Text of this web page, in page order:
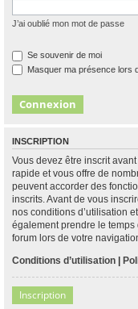
J’ai oublié mon mot de passe
Se souvenir de moi
Masquer ma présence lors
INSCRIPTION
Vous devez être inscrit
rapide et vous offre de
peuvent accorder des
inscrits. Avant de vous
nos conditions d’utilisation
également prendre le
forum lors de votre
Conditions d’utilisation |
Inscription